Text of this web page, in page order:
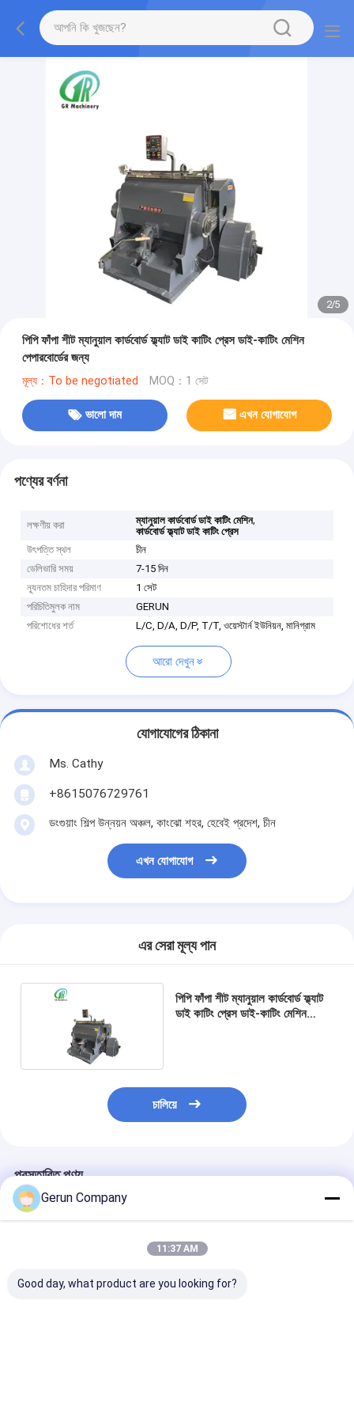
2/5
পিপি ফাঁপা শীট ম্যানুয়াল কার্ডবোর্ড ফ্ল্যাট ডাই কাটিং প্রেস ডাই-কাটিং মেশিন
পেপারবোর্ডের জন্য
মূল্য：To be negotiated MOQ：1 সেট
ভালো দাম এখন যোগাযোগ
পণ্যের বর্ণনা
লক্ষণীয় করা ম্যানুয়াল কার্ডবোর্ড ডাই কাটিং মেশিন,
কার্ডবোর্ড ফ্ল্যাট ডাই কাটিং প্রেস
উৎপত্তি স্থল
চীন
ডেলিভারি সময়
7-15 দিন
ন্যূনতম চাহিদার পরিমাণ
1 সেট
পরিচিতিমুলক নাম
GERUN
পরিশোধের শর্ত
L/C, D/A, D/P, T/T, ওয়েস্টার্ন ইউনিয়ন, মানিগ্রাম
আরো দেখুন
যোগাযোগের ঠিকানা
Ms. Cathy
+8615076729761
ডংগুয়াং শিল্প উন্নয়ন অঞ্চল, কাংঝো শহর, হেবেই প্রদেশ, চীন
এখন যোগাযোগ
এর সেরা মূল্য পান
পিপি ফাঁপা শীট ম্যানুয়াল কার্ডবোর্ড ফ্ল্যাট
ডাই কাটিং প্রেস ডাই-কাটিং মেশিন
চালিয়ে
প্রস্তাবিত পণ্য
Gerun Company
11:37 AM
Good day, what product are you looking for?